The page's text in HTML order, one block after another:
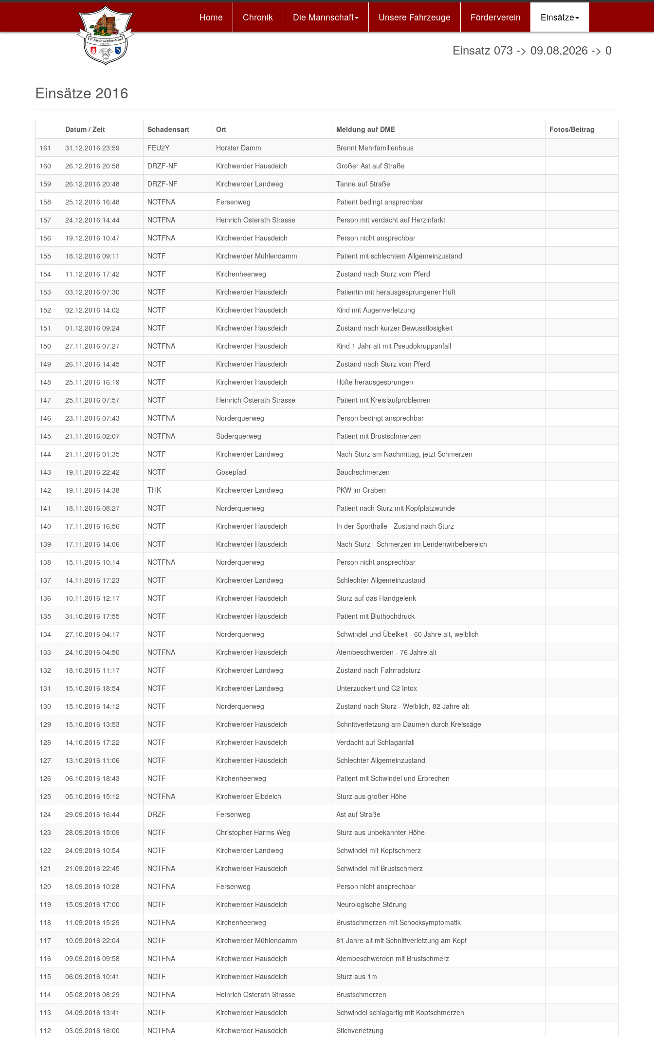
Home Chronik Die Mannschaft Unsere Fahrzeuge Förderverein Einsätze
Einsatz 073 -> 09.08.2026 -> 08:54 Uhr ->
Einsätze 2016
Datum / Zeit Schadensart Ort Meldung auf DME
Fotos/Beitrag
161
31.12.2016 23:59 FEU2Y Horster Damm
Brennt Mehrfamilienhaus
160
26.12.2016 20:58 DRZF-NF Kirchwerder Hausdeich
Großer Ast auf Straße
159
26.12.2016 20:48 DRZF-NF Kirchwerder Landweg
Tanne auf Straße
158
25.12.2016 16:48 NOTFNA Fersenweg
Patient bedingt ansprechbar
157
24.12.2016 14:44 NOTFNA Heinrich Osterath Strasse
Person mit verdacht auf Herzinfarkt
156
19.12.2016 10:47 NOTFNA Kirchwerder Hausdeich
Person nicht ansprechbar
155
18.12.2016 09:11 NOTF Kirchwerder Mühlendamm
Patient mit schlechtem Allgemeinzustand
154
11.12.2016 17:42 NOTF Kirchenheerweg
Zustand nach Sturz vom Pferd
153
03.12.2016 07:30 NOTF Kirchwerder Hausdeich
Patientin mit herausgesprungener Hüft
152
02.12.2016 14:02 NOTF Kirchwerder Hausdeich
Kind mit Augenverletzung
151
01.12.2016 09:24 NOTF Kirchwerder Hausdeich
Zustand nach kurzer Bewusstlosigkeit
150
27.11.2016 07:27 NOTFNA Kirchwerder Hausdeich
Kind 1 Jahr alt mit Pseudokruppanfall
149
26.11.2016 14:45 NOTF Kirchwerder Hausdeich
Zustand nach Sturz vom Pferd
148
25.11.2016 16:19 NOTF Kirchwerder Hausdeich
Hüfte herausgesprungen
147
25.11.2016 07:57 NOTF Heinrich Osterath Strasse
Patient mit Kreislaufproblemen
146
23.11.2016 07:43 NOTFNA Norderquerweg
Person bedingt ansprechbar
145
21.11.2016 02:07 NOTFNA Süderquerweg
Patient mit Brustschmerzen
144
21.11.2016 01:35 NOTF Kirchwerder Landweg
Nach Sturz am Nachmittag, jetzt Schmerzen
143
19.11.2016 22:42 NOTF Gosepfad
Bauchschmerzen
142
19.11.2016 14:38 THK Kirchwerder Landweg
PKW im Graben
141
18.11.2016 08:27 NOTF Norderquerweg
Patient nach Sturz mit Kopfplatzwunde
140
17.11.2016 16:56 NOTF Kirchwerder Hausdeich
In der Sporthalle - Zustand nach Sturz
139
17.11.2016 14:06 NOTF Kirchwerder Hausdeich
Nach Sturz - Schmerzen im Lendenwirbelbereich
138
15.11.2016 10:14 NOTFNA Norderquerweg
Person nicht ansprechbar
137
14.11.2016 17:23 NOTF Kirchwerder Landweg
Schlechter Allgemeinzustand
136
10.11.2016 12:17 NOTF Kirchwerder Hausdeich
Sturz auf das Handgelenk
135
31.10.2016 17:55 NOTF Kirchwerder Hausdeich
Patient mit Bluthochdruck
134
27.10.2016 04:17 NOTF Norderquerweg
Schwindel und Übelkeit - 60 Jahre alt, weiblich
133
24.10.2016 04:50 NOTFNA Kirchwerder Hausdeich
Atembeschwerden - 76 Jahre alt
132
18.10.2016 11:17 NOTF Kirchwerder Landweg
Zustand nach Fahrradsturz
131
15.10.2016 18:54 NOTF Kirchwerder Landweg
Unterzuckert und C2 Intox
130
15.10.2016 14:12 NOTF Norderquerweg
Zustand nach Sturz - Weiblich, 82 Jahre alt
129
15.10.2016 13:53 NOTF Kirchwerder Hausdeich
Schnittverletzung am Daumen durch Kreissäge
128
14.10.2016 17:22 NOTF Kirchwerder Hausdeich
Verdacht auf Schlaganfall
127
13.10.2016 11:06 NOTF Kirchwerder Hausdeich
Schlechter Allgemeinzustand
126
06.10.2016 18:43 NOTF Kirchenheerweg
Patient mit Schwindel und Erbrechen
125
05.10.2016 15:12 NOTFNA Kirchwerder Elbdeich
Sturz aus großer Höhe
124
29.09.2016 16:44 DRZF Fersenweg
Ast auf Straße
123
28.09.2016 15:09 NOTF Christopher Harms Weg
Sturz aus unbekannter Höhe
122
24.09.2016 10:54 NOTF Kirchwerder Landweg
Schwindel mit Kopfschmerz
121
21.09.2016 22:45 NOTFNA Kirchwerder Hausdeich
Schwindel mit Brustschmerz
120
18.09.2016 10:28 NOTFNA Fersenweg
Person nicht ansprechbar
119
15.09.2016 17:00 NOTF Kirchwerder Hausdeich
Neurologische Störung
118
11.09.2016 15:29 NOTFNA Kirchenheerweg
Brustschmerzen mit Schocksymptomatik
117
10.09.2016 22:04 NOTF Kirchwerder Mühlendamm
81 Jahre alt mit Schnittverletzung am Kopf
116
09.09.2016 09:58 NOTFNA Kirchwerder Hausdeich
Atembeschwerden mit Brustschmerz
115
06.09.2016 10:41 NOTF Kirchwerder Hausdeich
Sturz aus 1m
114
05.08.2016 08:29 NOTFNA Heinrich Osterath Strasse
Brustschmerzen
113
04.09.2016 13:41 NOTF Kirchwerder Hausdeich
Schwindel schlagartig mit Kopfschmerzen
112
03.09.2016 16:00 NOTFNA Kirchwerder Hausdeich
Stichverletzung